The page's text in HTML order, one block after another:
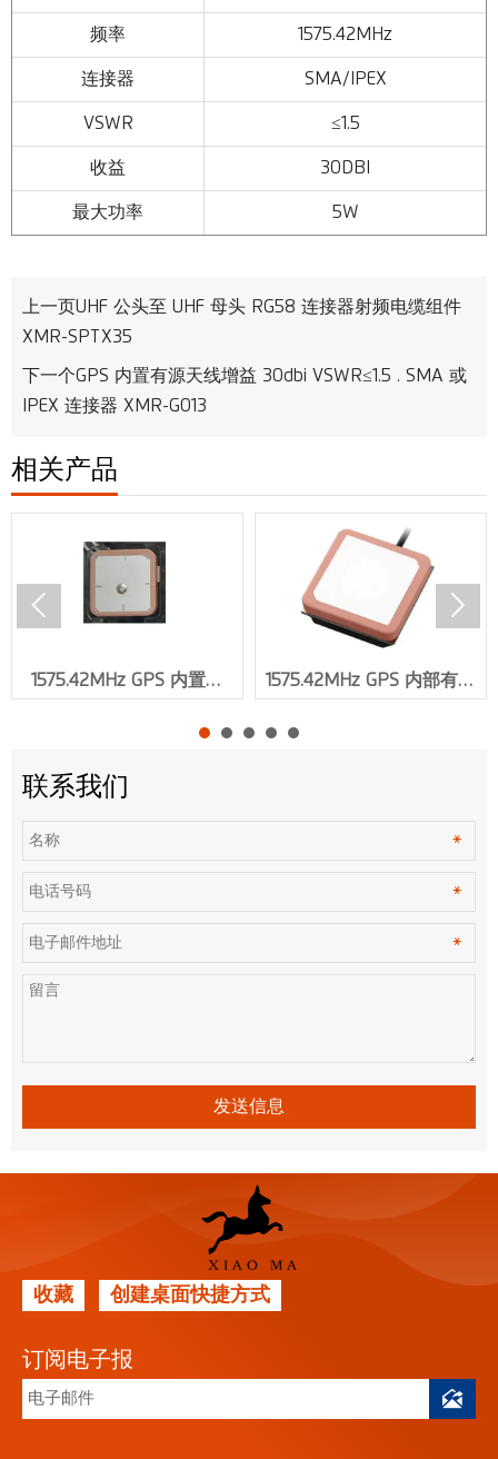
频率 1575.42MHz
连接器 SMA/IPEX
VSWR ≤1.5
收益 30DBI
最大功率 5W
上一页UHF 公头至 UHF 母头 RG58 连接器射频电缆组件
XMR-SPTX35
下一个GPS 内置有源天线增益 30dbi VSWR≤1.5 . SMA 或
IPEX 连接器 XMR-G013
相关产品
1575.42MHz GPS 内置天
线，增益 30dbi，
SMA/IPEX 连接器 XMR-
1575.42MHz GPS 内部有源
天线增益 30dbi VSWR≤1.5 .
IPEX 连接器 XMR-G015
 
联系我们
发送信息
收藏 创建桌面快捷方式
订阅电子报
